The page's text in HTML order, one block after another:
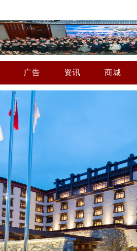
广告 资讯 商城